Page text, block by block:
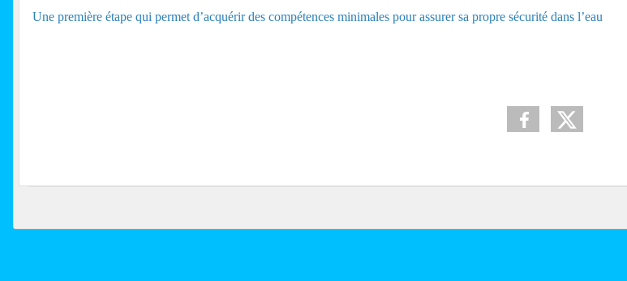
Une première étape qui permet d’acquérir des compétences minimales pour assurer sa propre sécurité dans l’eau